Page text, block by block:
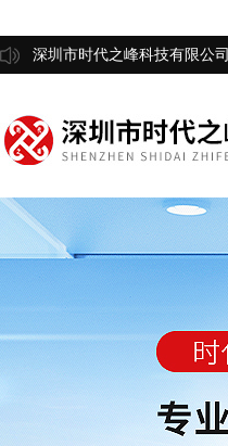
深圳市时代之峰科技有限公司